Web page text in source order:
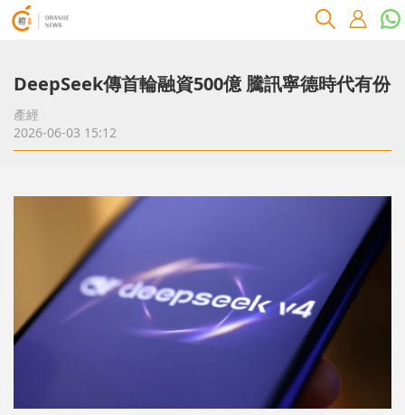
DeepSeek傳首輪融資500億 騰訊寧德時代有份
產經
2026-06-03 15:12